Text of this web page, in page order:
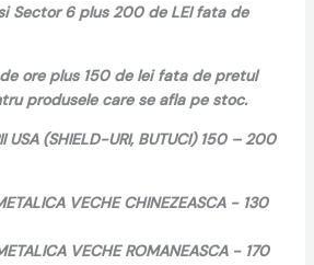
si Sector 6 plus 200 de LEI fata de
de ore plus 150 de lei fata de pretul
produsele care se afla pe stoc.
USA (SHIELD-URI, BUTUCI) 150 – 200
VECHE CHINEZEASCA - 130
VECHE ROMANEASCA - 170